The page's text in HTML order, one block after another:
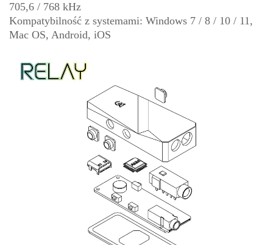
705,6 / 768 kHz
Kompatybilność z systemami: Windows 7 / 8 / 10 / 11,
Mac OS, Android, iOS